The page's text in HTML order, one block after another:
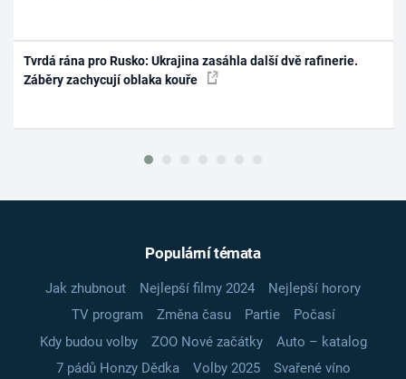
Tvrdá rána pro Rusko: Ukrajina zasáhla další dvě rafinerie.
Záběry zachycují oblaka kouře
Populární témata
Jak zhubnout Nejlepší filmy 2024
Nejlepší horory
TV program
Změna času Partie
Počasí
Kdy budou volby
ZOO Nové začátky
Auto – katalog
7 pádů Honzy Dědka
Volby 2025
Svařené víno